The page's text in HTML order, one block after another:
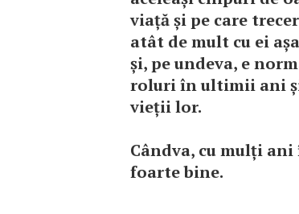
viață și pe care
atât de mult cu ei
și, pe undeva, e
roluri în ultimii ani și
vieții lor.
Cândva, cu mulți
foarte bine.